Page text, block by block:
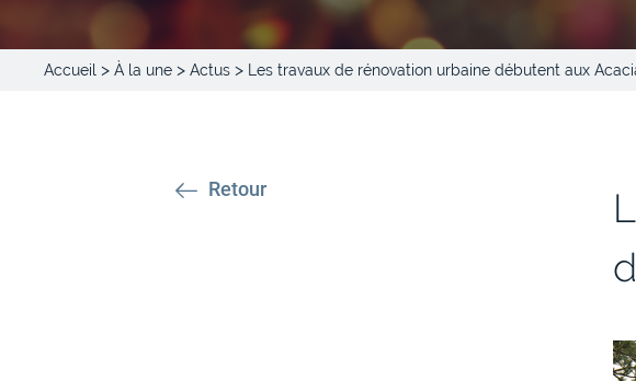
Accueil > À la une > Actus > Les travaux de rénovation urbaine débutent aux
Retour